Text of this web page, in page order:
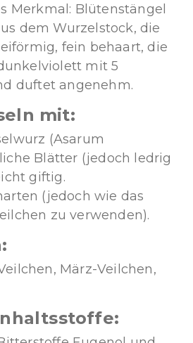
Merkmal: Blütenstängel
dem Wurzelstock, die
fein behaart, die
mit 5
duftet angenehm.
mit:
(Asarum
Blätter (jedoch ledrig
giftig.
(jedoch wie das
zu verwenden).
März-Veilchen,